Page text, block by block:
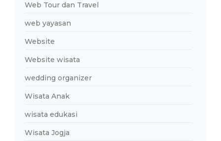
Web Tour dan Travel
web yayasan
Website
Website wisata
wedding organizer
Wisata Anak
wisata edukasi
Wisata Jogja